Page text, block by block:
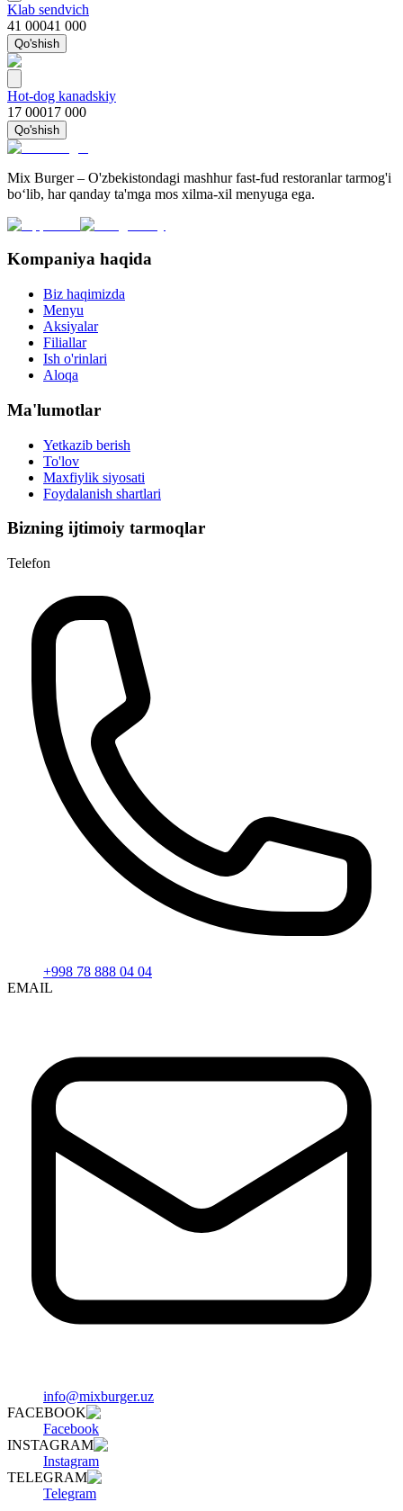
Klab sendvich
41 00041 000
Qo'shish
Hot-dog kanadskiy
17 00017 000
Qo'shish
Mix Burger – O'zbekistondagi mashhur fast-fud restoranlar tarmog'i
bo‘lib, har qanday ta'mga mos xilma-xil menyuga ega.
Kompaniya haqida
Biz haqimizda
Menyu
Aksiyalar
Filiallar
Ish o'rinlari
Aloqa
Ma'lumotlar
Yetkazib berish
To'lov
Maxfiylik siyosati
Foydalanish shartlari
Bizning ijtimoiy tarmoqlar
Telefon
+998 78 888 04 04
EMAIL
info@mixburger.uz
FACEBOOK
Facebook
INSTAGRAM
Instagram
TELEGRAM
Telegram